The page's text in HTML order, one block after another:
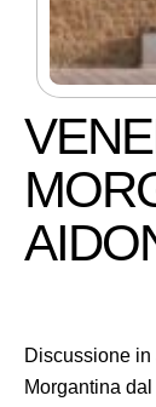
Discussione
Morgantina